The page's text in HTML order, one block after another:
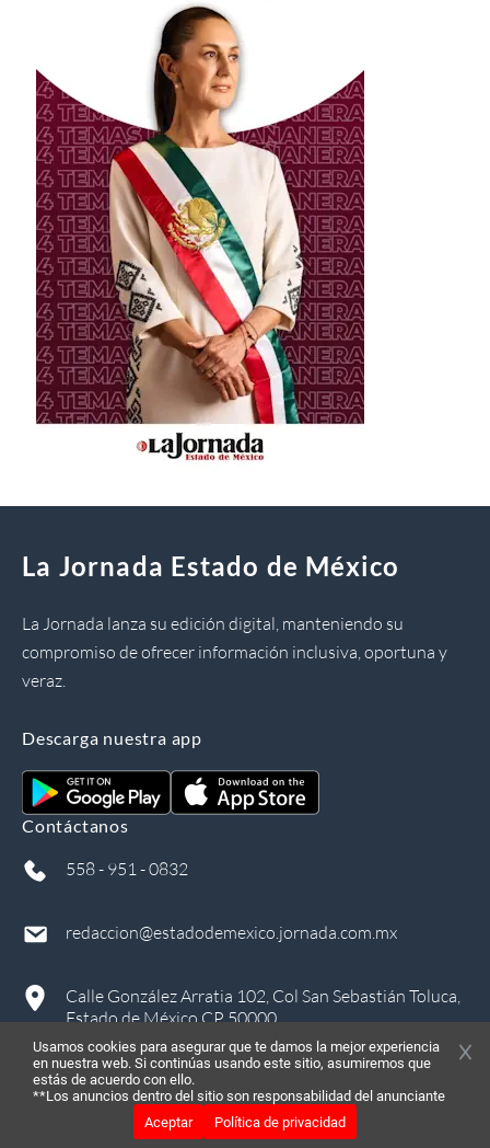
in
La Jornada Estado de México
La Jornada lanza su edición digital, manteniendo su
compromiso de ofrecer información inclusiva, oportuna y
veraz.
Descarga nuestra app
Contáctanos
558 - 951 - 0832
redaccion@estadodemexico.jornada.com.mx
Calle González Arratia 102, Col San Sebastián Toluca,
Estado de México CP 50000
2026, Todos los derechos reservados
Usamos cookies para asegurar que te damos la mejor experiencia
en nuestra web. Si continúas usando este sitio, asumiremos que
estás de acuerdo con ello.
**Los anuncios dentro del sitio son responsabilidad del anunciante
Aceptar
Política de privacidad